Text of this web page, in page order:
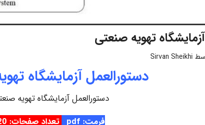
تهویه صنعتی
Sirvan Sheikhi
دستورالعمل آزمایشگاه
دستورالعمل آزمایشگاه تهویه
فرمت: pdf
تعداد صفحات: 20